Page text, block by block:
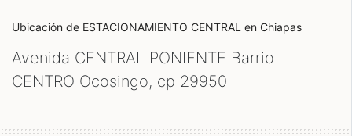
Ubicación de ESTACIONAMIENTO CENTRAL en Chiapas
Avenida CENTRAL PONIENTE Barrio
CENTRO Ocosingo, cp 29950